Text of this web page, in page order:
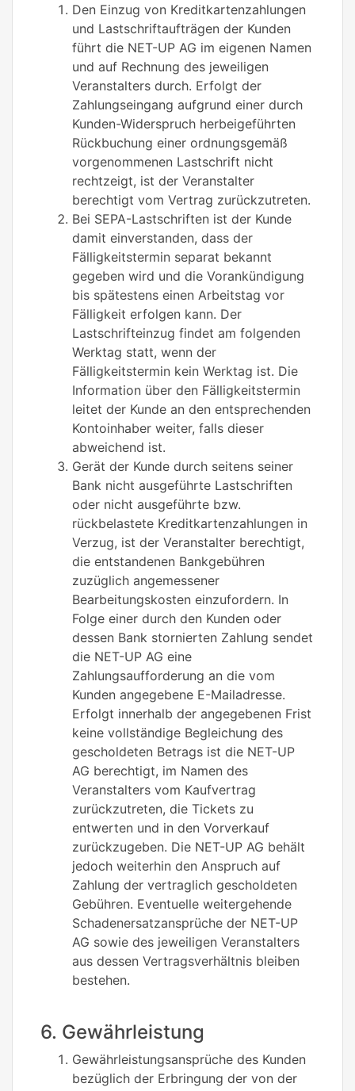
Den Einzug von Kreditkartenzahlungen
und Lastschriftaufträgen der Kunden
führt die NET-UP AG im eigenen Namen
und auf Rechnung des jeweiligen
Veranstalters durch. Erfolgt der
Zahlungseingang aufgrund einer durch
Kunden-Widerspruch herbeigeführten
Rückbuchung einer ordnungsgemäß
vorgenommenen Lastschrift nicht
rechtzeigt, ist der Veranstalter
berechtigt vom Vertrag zurückzutreten.
Bei SEPA-Lastschriften ist der Kunde
damit einverstanden, dass der
Fälligkeitstermin separat bekannt
gegeben wird und die Vorankündigung
bis spätestens einen Arbeitstag vor
Fälligkeit erfolgen kann. Der
Lastschrifteinzug findet am folgenden
Werktag statt, wenn der
Fälligkeitstermin kein Werktag ist. Die
Information über den Fälligkeitstermin
leitet der Kunde an den entsprechenden
Kontoinhaber weiter, falls dieser
abweichend ist.
Gerät der Kunde durch seitens seiner
Bank nicht ausgeführte Lastschriften
oder nicht ausgeführte bzw.
rückbelastete Kreditkartenzahlungen in
Verzug, ist der Veranstalter berechtigt,
die entstandenen Bankgebühren
zuzüglich angemessener
Bearbeitungskosten einzufordern. In
Folge einer durch den Kunden oder
dessen Bank stornierten Zahlung sendet
die NET-UP AG eine
Zahlungsaufforderung an die vom
Kunden angegebene E-Mailadresse.
Erfolgt innerhalb der angegebenen Frist
keine vollständige Begleichung des
gescholdeten Betrags ist die NET-UP
AG berechtigt, im Namen des
Veranstalters vom Kaufvertrag
zurückzutreten, die Tickets zu
entwerten und in den Vorverkauf
zurückzugeben. Die NET-UP AG behält
jedoch weiterhin den Anspruch auf
Zahlung der vertraglich gescholdeten
Gebühren. Eventuelle weitergehende
Schadenersatzansprüche der NET-UP
AG sowie des jeweiligen Veranstalters
aus dessen Vertragsverhältnis bleiben
bestehen.
6. Gewährleistung
Gewährleistungsansprüche des Kunden
bezüglich der Erbringung der von der